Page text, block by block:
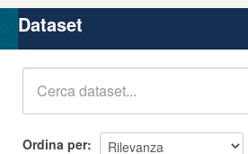
Organizzazioni
Gruppi
Dataset
Ordina per